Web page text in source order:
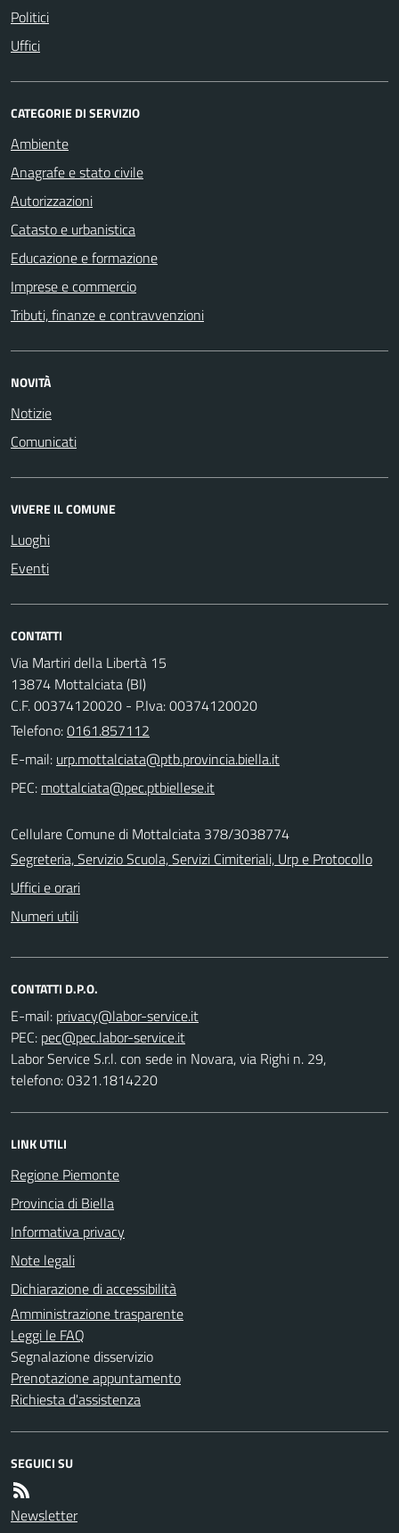
Politici
Uffici
CATEGORIE DI SERVIZIO
Ambiente
Anagrafe e stato civile
Autorizzazioni
Catasto e urbanistica
Educazione e formazione
Imprese e commercio
Tributi, finanze e contravvenzioni
NOVITÀ
Notizie
Comunicati
VIVERE IL COMUNE
Luoghi
Eventi
CONTATTI
Via Martiri della Libertà 15
13874 Mottalciata (BI)
C.F. 00374120020 - P.Iva: 00374120020
Telefono:0161.857112
E-mail:
PEC:
Cellulare Comune di Mottalciata 378/3038774
Segreteria, Servizio Scuola, Servizi Cimiteriali, Urp e Protocollo
Uffici e orari
Numeri utili
CONTATTI D.P.O.
E-mail:
PEC:
Labor Service S.r.l. con sede in Novara, via Righi n. 29,
telefono: 0321.1814220
LINK UTILI
Regione Piemonte
Provincia di Biella
Informativa privacy
Note legali
Dichiarazione di accessibilità
Amministrazione trasparente
Leggi le FAQ
Segnalazione disservizio
Prenotazione appuntamento
Richiesta d'assistenza
SEGUICI SU
Newsletter